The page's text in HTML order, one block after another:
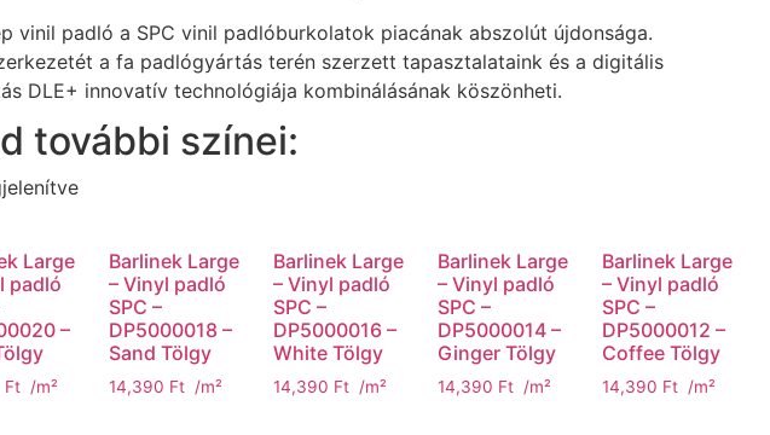
vinil padló a SPC vinil padlóburkolatok piacának abszolút újdonsága.
a fa padlógyártás terén szerzett tapasztalataink és a digitális
DLE+ innovatív technológiája kombinálásának köszönheti.
további színei:
Large
padló
–
Ft /m²
Barlinek Large
– Vinyl padló
SPC –
DP5000018 –
Sand Tölgy
14,390 Ft /m²
Barlinek Large
– Vinyl padló
SPC –
DP5000016 –
White Tölgy
14,390 Ft /m²
Barlinek Large
– Vinyl padló
SPC –
DP5000014 –
Ginger Tölgy
14,390 Ft /m²
Barlinek Large
– Vinyl padló
SPC –
DP5000012 –
Coffee Tölgy
14,390 Ft /m²